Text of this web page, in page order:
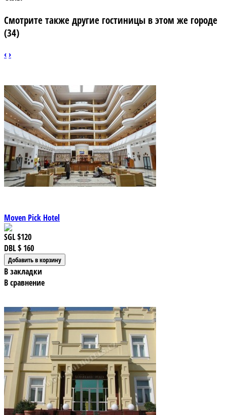
Смотрите также другие гостиницы в этом же городе
(34)
‹›
Moven Pick Hotel
SGL$120
DBL$ 160
В закладки
В сравнение